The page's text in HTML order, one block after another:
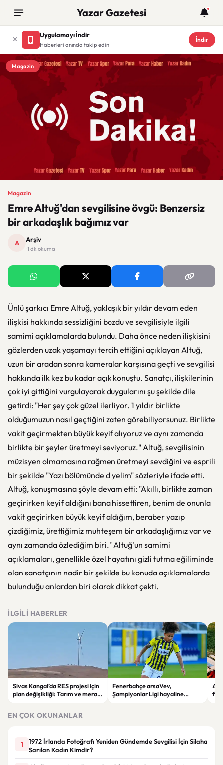
Yazar Gazetesi
Uygulamayı İndir
Haberleri anında takip edin
İndir
Magazin
Magazin
Emre Altuğ'dan sevgilisine övgü: Benzersiz
bir arkadaşlık bağımız var
A Arşiv
· 1 dk okuma
Ünlü şarkıcı Emre Altuğ, yaklaşık bir yıldır devam eden
ilişkisi hakkında sessizliğini bozdu ve sevgilisiyle ilgili
samimi açıklamalarda bulundu. Daha önce neden ilişkisini
gözlerden uzak yaşamayı tercih ettiğini açıklayan Altuğ,
uzun bir aradan sonra kameralar karşısına geçti ve sevgilisi
hakkında ilk kez bu kadar açık konuştu. Sanatçı, ilişkilerinin
çok iyi gittiğini vurgulayarak duygularını şu şekilde dile
getirdi: "Her şey çok güzel ilerliyor. 1 yıldır birlikte
olduğumuzun nasıl geçtiğini zaten görebiliyorsunuz. Birlikte
vakit geçirmekten büyük keyif alıyoruz ve aynı zamanda
birlikte bir şeyler üretmeyi seviyoruz." Altuğ, sevgilisinin
müzisyen olmamasına rağmen üretmeyi sevdiğini ve esprili
bir şekilde "Yazı bölümünde diyelim" sözleriyle ifade etti.
Altuğ, konuşmasına şöyle devam etti: "Akıllı, birlikte zaman
geçirirken keyif aldığını bana hissettiren, benim de onunla
vakit geçirirken büyük keyif aldığım, beraber yazıp
çizdiğimiz, ürettiğimiz muhteşem bir arkadaşlığımız var ve
aynı zamanda özlediğim biri." Altuğ'un samimi
açıklamaları, genellikle özel hayatını gizli tutma eğiliminde
olan sanatçının nadir bir şekilde bu konuda açıklamalarda
bulunduğu anlardan biri olarak dikkat çekti.
İLGILI HABERLER
Sivas Kangal’da RES projesi için
plan değişikliği: Tarım ve mera
Fenerbahçe arsaVev,
Şampiyonlar Ligi hayaline
EN ÇOK OKUNANLAR
1
1972 İrlanda Fotoğrafı Yeniden Gündemde Sevgilisi İçin Silaha
Sarılan Kadın Kimdir?